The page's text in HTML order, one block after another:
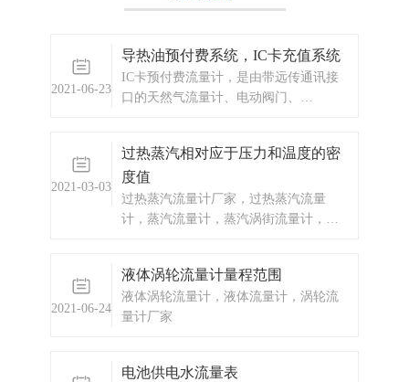
2021-06-23
导热油预付费系统，IC卡充值系统
IC卡预付费流量计，是由带远传通讯接
口的天然气流量计、电动阀门、
系统软件组成。
2021-03-03
过热蒸汽相对应于压力和温度的密
度值
过热蒸汽流量计厂家，过热蒸汽流量
计，蒸汽流量计，蒸汽涡街流量计，蒸
2021-06-24
液体涡轮流量计量程范围
液体涡轮流量计，液体流量计，涡轮流
量计厂家
电池供电水流量表